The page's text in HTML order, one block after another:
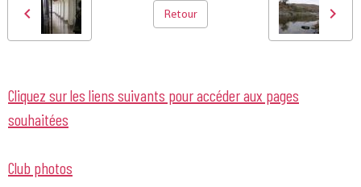
Retour
Cliquez sur les liens suivants pour accéder aux pages
souhaitées
Club photos